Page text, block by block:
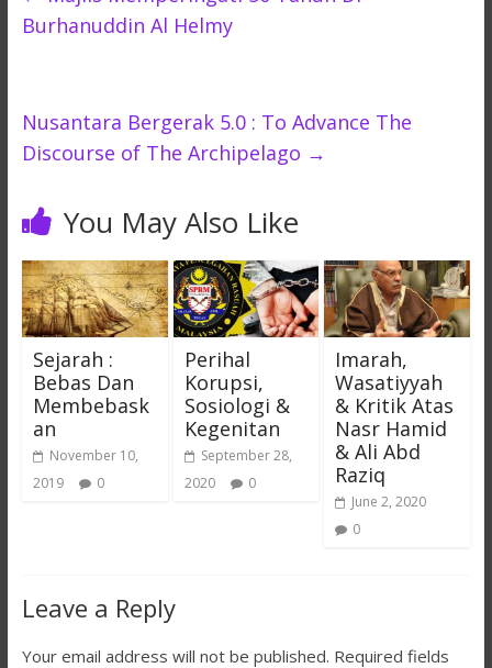
Burhanuddin Al Helmy
Nusantara Bergerak 5.0 : To Advance The
Discourse of The Archipelago →
You May Also Like
Sejarah :
Bebas Dan
Membebask
an
November 10,
2019
0
Perihal
Korupsi,
Sosiologi &
Kegenitan
September 28,
2020
0
Imarah,
Wasatiyyah
& Kritik Atas
Nasr Hamid
& Ali Abd
Raziq
June 2, 2020
0
Leave a Reply
Your email address will not be published. Required fields